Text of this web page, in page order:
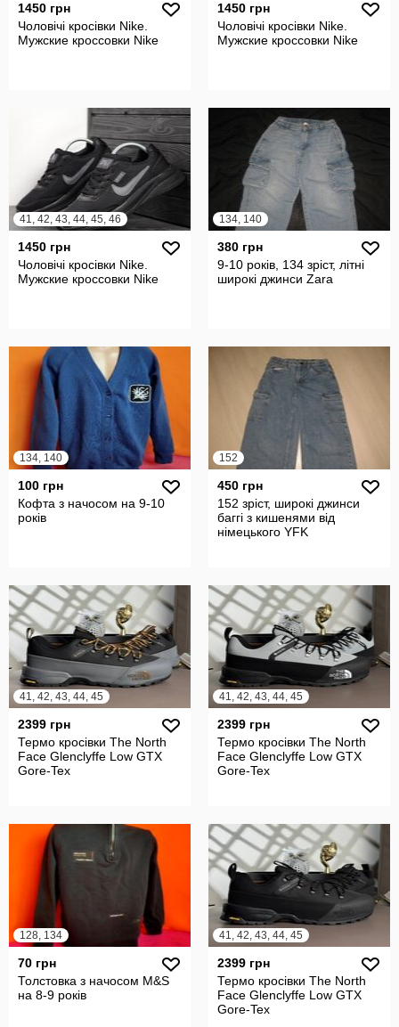
1450 грн
Чоловічі кросівки Nike.
Мужские кроссовки Nike
1450 грн
Чоловічі кросівки Nike.
Мужские кроссовки Nike
41, 42, 43, 44, 45, 46
1450 грн
Чоловічі кросівки Nike.
Мужские кроссовки Nike
134, 140
380 грн
9-10 років, 134 зріст, літні
широкі джинси Zara
134, 140
100 грн
Кофта з начосом на 9-10
років
152
450 грн
152 зріст, широкі джинси
баггі з кишенями від
німецького YFK
41, 42, 43, 44, 45
2399 грн
Термо кросівки The North
Face Glenclyffe Low GTX
Gore-Tex
41, 42, 43, 44, 45
2399 грн
Термо кросівки The North
Face Glenclyffe Low GTX
Gore-Tex
128, 134
70 грн
Толстовка з начосом M&S
на 8-9 років
41, 42, 43, 44, 45
2399 грн
Термо кросівки The North
Face Glenclyffe Low GTX
Gore-Tex